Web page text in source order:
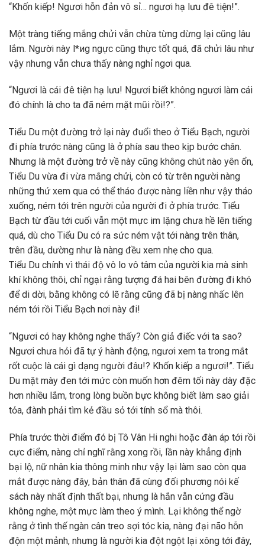
“Khốn kiếp! Ngươi hỗn đản vô sỉ… ngươi hạ lưu đê tiện!”.
Một tràng tiếng mắng chửi vẫn chừa từng dừng lại cũng lâu
lắm. Người này l*иg ngực cũng thực tốt quá, đã chửi lâu như
vậy nhưng vẫn chưa thấy nàng nghỉ ngơi qua.
“Ngươi là cái đê tiện hạ lưu! Ngươi biết không ngươi làm cái
đó chính là cho ta đã ném mặt mũi rồi!?”.
Tiểu Du một đường trở lại này đuổi theo ở Tiểu Bạch, người
đi phía trước nàng cũng là ở phía sau theo kịp bước chân.
Nhưng là một đường trở về này cũng không chút nào yên ổn,
Tiểu Du vừa đi vừa mắng chửi, còn có từ trên người nàng
những thứ xem qua có thể tháo được nàng liền như vậy tháo
xuống, ném tới trên người của người đi ở phía trước. Tiểu
Bạch từ đầu tới cuối vẫn một mực im lặng chưa hề lên tiếng
quá, dù cho Tiểu Du có ra sức ném vật tới nàng trên thân,
trên đầu, dường như là nàng đều xem nhẹ cho qua.
Tiểu Du chính vì thái độ vô lo vô tâm của người kia mà sinh
khí không thôi, chỉ ngại rằng tượng đá hai bên đường đi khó
để di dời, bằng không có lẽ rằng cũng đã bị nàng nhấc lên
ném tới rồi Tiểu Bạch nơi này đi!
“Ngươi có hay không nghe thấy? Còn giả điếc với ta sao?
Ngươi chưa hỏi đã tự ý hành động, ngươi xem ta trong mắt
rốt cuộc là cái gì dạng người đâu!? Khốn kiếp a ngươi!”. Tiểu
Du mặt mày đen tới mức còn muốn hơn đêm tối này dày đặc
hơn nhiều lắm, trong lòng buồn bực không biết làm sao giải
tỏa, đành phải tìm kẻ đầu sỏ tới tính sổ mà thôi.
Phía trước thời điểm đó bị Tô Vân Hi nghi hoặc đàn áp tới rồi
cực điểm, nàng chỉ nghĩ rằng xong rồi, lần này khẳng định
bại lộ, nữ nhân kia thông minh như vậy lại làm sao còn qua
mắt được nàng đây, bản thân đã cùng đối phương nói kế
sách này nhất định thất bại, nhưng là hắn vẫn cứng đầu
không nghe, một mực làm theo ý mình. Lại không thể ngờ
rằng ở tình thế ngàn cân treo sợi tóc kia, nàng đại não hỗn
độn một mảnh, nhưng là người kia đột ngột lại xông tới đây,